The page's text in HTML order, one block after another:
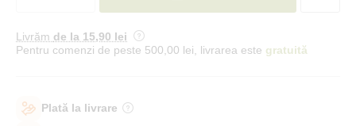
Livrăm de la 15,90 lei
Pentru comenzi de peste 500,00 lei, livrarea este gratuită
Plată la livrare